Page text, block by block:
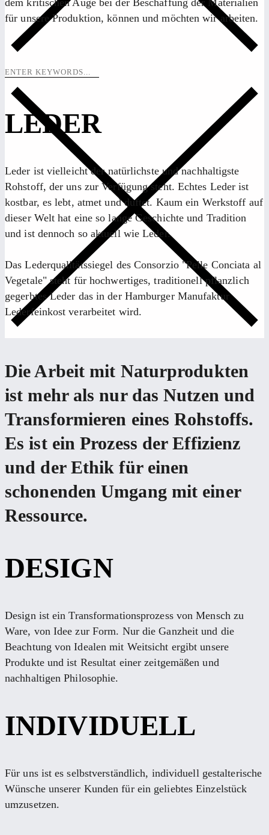
für unsere Produktion, können und möchten wir arbeiten.
LEDER
Leder ist vielleicht der natürlichste und nachhaltigste
Rohstoff, der uns zur Verfügung steht. Echtes Leder ist
kostbar, es lebt, atmet und duftet. Kaum ein Werkstoff auf
dieser Welt hat eine so lange Geschichte und Tradition
und ist dennoch so aktuell wie Leder.
Das Lederqualitätssiegel des Consorzio "Pelle Conciata al
Vegetale" steht für hochwertiges, traditionell pflanzlich
gegerbtes Leder das in der Hamburger Manufaktur
Lederfeinkost verarbeitet wird.
Die Arbeit mit Naturprodukten
ist mehr als nur das Nutzen und
Transformieren eines Rohstoffs.
Es ist ein Prozess der Effizienz
und der Ethik für einen
schonenden Umgang mit einer
Ressource.
DESIGN
Design ist ein Transformationsprozess von Mensch zu
Ware, von Idee zur Form. Nur die Ganzheit und die
Beachtung von Idealen mit Weitsicht ergibt unsere
Produkte und ist Resultat einer zeitgemäßen und
nachhaltigen Philosophie.
INDIVIDUELL
Für uns ist es selbstverständlich, individuell gestalterische
Wünsche unserer Kunden für ein geliebtes Einzelstück
umzusetzen.